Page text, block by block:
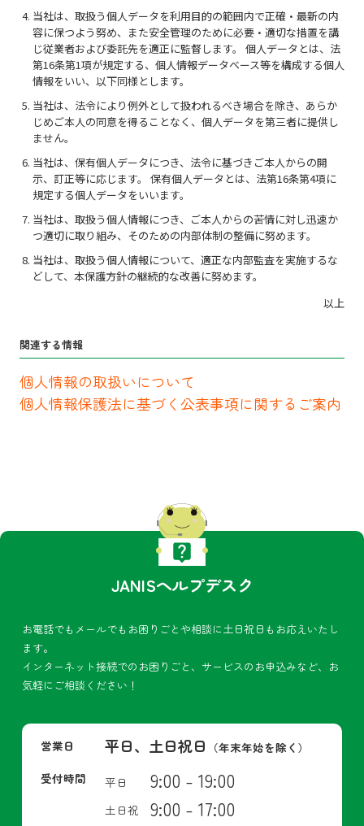
当社は、取扱う個人データを利用目的の範囲内で正確・最新の内
容に保つよう努め、また安全管理のために必要・適切な措置を講
じ従業者および委託先を適正に監督します。 個人データとは、法
第16条第1項が規定する、個人情報データベース等を構成する個人
情報をいい、以下同様とします。
当社は、法令により例外として扱われるべき場合を除き、あらか
じめご本人の同意を得ることなく、個人データを第三者に提供し
ません。
当社は、保有個人データにつき、法令に基づきご本人からの開
示、訂正等に応じます。 保有個人データとは、法第16条第4項に
規定する個人データをいいます。
当社は、取扱う個人情報につき、ご本人からの苦情に対し迅速か
つ適切に取り組み、そのための内部体制の整備に努めます。
当社は、取扱う個人情報について、適正な内部監査を実施するな
どして、本保護方針の継続的な改善に努めます。
以上
関連する情報
個人情報の取扱いについて
個人情報保護法に基づく公表事項に関するご案内
JANISヘルプデスク
お電話でもメールでもお困りごとや相談に土日祝日もお応えいたし
ます。
インターネット接続でのお困りごと、サービスのお申込みなど、お
気軽にご相談ください！
営業日 平日、土日祝日 （年末年始を除く）
受付時間
平日 9:00 - 19:00
土日祝 9:00 - 17:00